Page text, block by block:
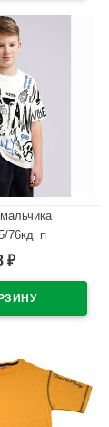
76кд_п
158 цвет
₽